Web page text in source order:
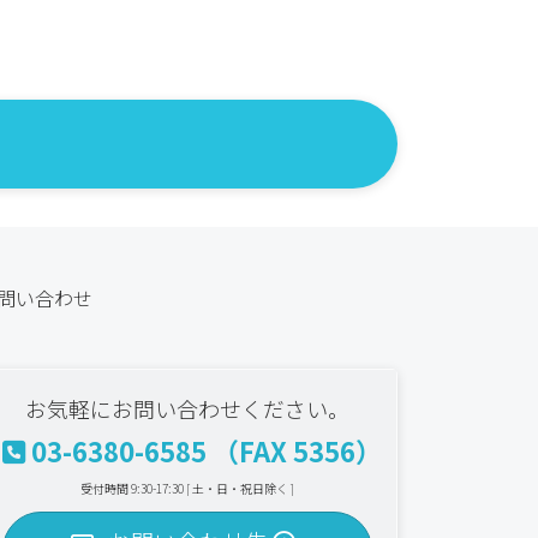
い合わせ
お気軽にお問い合わせください。
03-6380-6585 （FAX 5356）
受付時間 9:30-17:30 [ 土・日・祝日除く ]